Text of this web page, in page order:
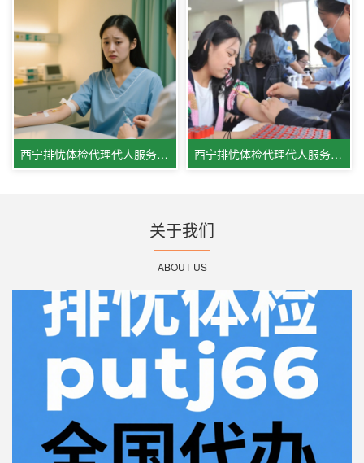
西宁排忧体检代理代人服务集团 西宁排忧体检代理代人服务公司青海全省体检代办网点介绍
关于我们
ABOUT US